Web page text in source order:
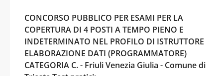
CONCORSO PUBBLICO PER ESAMI PER LA
COPERTURA DI 4 POSTI A TEMPO PIENO E
INDETERMINATO NEL PROFILO DI ISTRUTTORE
ELABORAZIONE DATI (PROGRAMMATORE)
CATEGORIA C. - Friuli Venezia Giulia - Comune di